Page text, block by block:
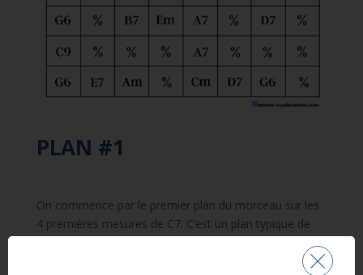
PLAN #1
On commence par le premier plan du morceau sur les
4 premières mesures de C7. C’est un plan typique de